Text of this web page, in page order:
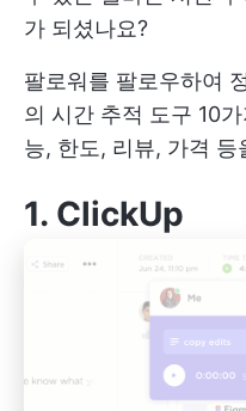
가 되셨나요?
팔로워를 팔로우하여
의 시간 추적 도구 10
능, 한도, 리뷰, 가격 등
1. ClickUp